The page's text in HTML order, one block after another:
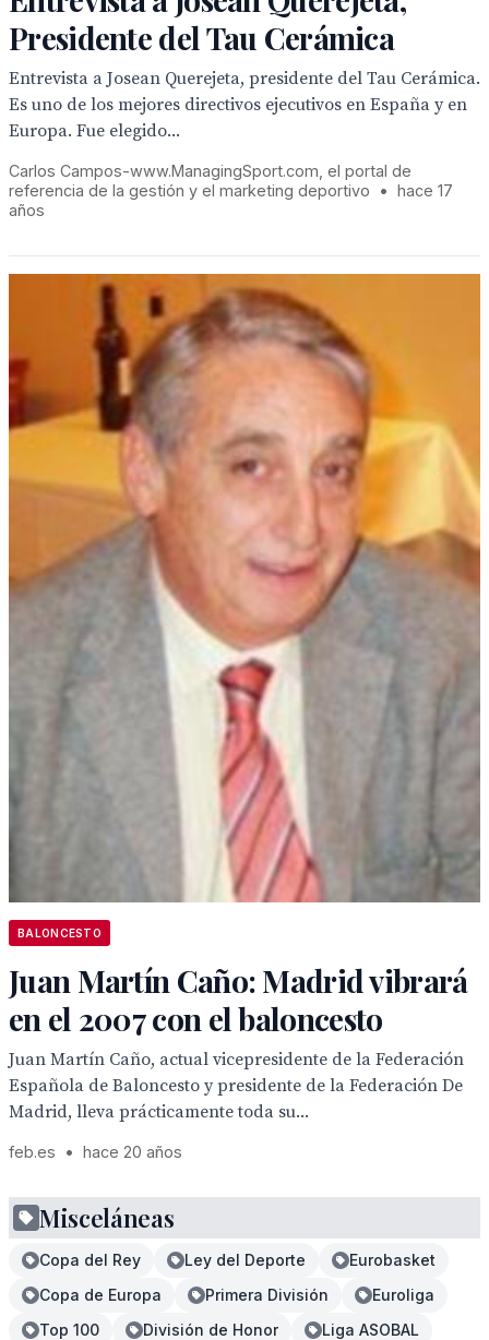
Presidente del Tau Cerámica
Entrevista a Josean Querejeta, presidente del Tau Cerámica.
Es uno de los mejores directivos ejecutivos en España y en
Europa. Fue elegido...
Carlos Campos-www.ManagingSport.com, el portal de
referencia de la gestión y el marketing deportivo
• hace 17
años
BALONCESTO
Juan Martín Caño: Madrid vibrará
en el 2007 con el baloncesto
Juan Martín Caño, actual vicepresidente de la Federación
Española de Baloncesto y presidente de la Federación De
Madrid, lleva prácticamente toda su...
feb.es • hace 20 años
Misceláneas
Copa del Rey Ley del Deporte
Eurobasket
Copa de Europa
Primera División
Euroliga
Top 100
División de Honor
Liga ASOBAL